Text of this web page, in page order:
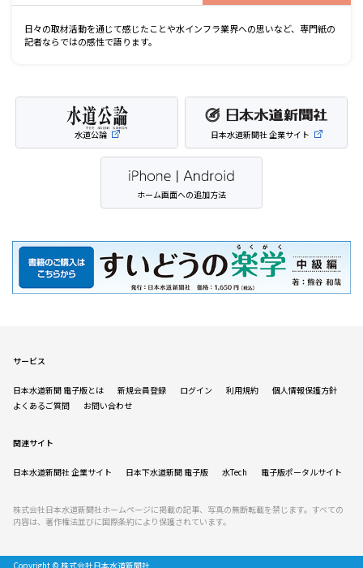
日々の取材活動を通じて感じたことや水インフラ業界への思いなど、専門紙の
記者ならではの感性で語ります。
水道公論 日本水道新聞社 企業サイト
ホーム画面への追加方法
サービス
日本水道新聞 電子版とは 新規会員登録 ログイン 利用規約
個人情報保護方針
よくあるご質問
お問い合わせ
関連サイト
日本水道新聞社 企業サイト 日本下水道新聞 電子版 水Tech 電子版ポータルサイト
株式会社日本水道新聞社ホームページに掲載の記事、写真の無断転載を禁じます。すべての
内容は、著作権法並びに国際条約により保護されています。
Copyright © 株式会社日本水道新聞社